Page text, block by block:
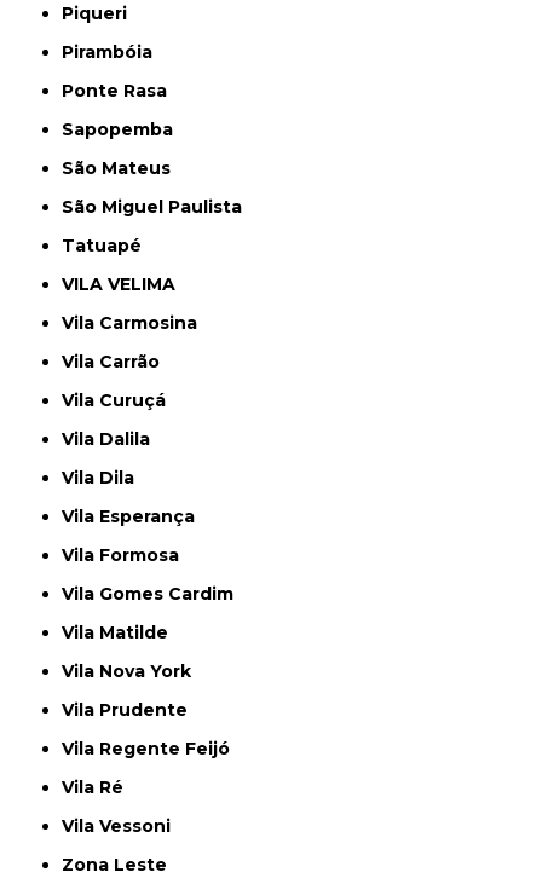
Piqueri
Pirambóia
Ponte Rasa
Sapopemba
São Mateus
São Miguel Paulista
Tatuapé
VILA VELIMA
Vila Carmosina
Vila Carrão
Vila Curuçá
Vila Dalila
Vila Dila
Vila Esperança
Vila Formosa
Vila Gomes Cardim
Vila Matilde
Vila Nova York
Vila Prudente
Vila Regente Feijó
Vila Ré
Vila Vessoni
Zona Leste